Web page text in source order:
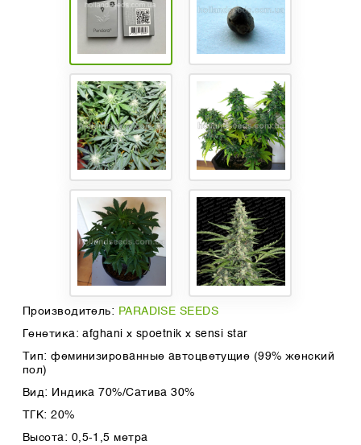
Производитель: PARADISE SEEDS
Генетика: afghani x spoetnik x sensi star
Тип: феминизированные автоцветущие (99% женский
пол)
Вид: Индика 70%/Сатива 30%
ТГК: 20%
Высота: 0,5-1,5 метра